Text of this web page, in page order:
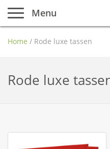
Menu
Home / Rode luxe tassen
Rode luxe